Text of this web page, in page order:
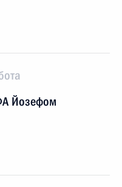
Йозефом